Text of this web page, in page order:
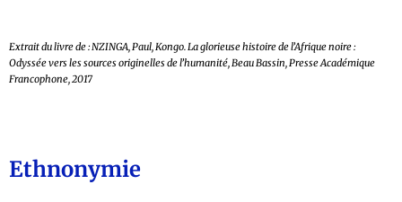
Extrait du livre de : NZINGA, Paul, Kongo. La glorieuse histoire de l’Afrique noire :
Odyssée vers les sources originelles de l’humanité, Beau Bassin, Presse Académique
Francophone, 2017
Ethnonymie